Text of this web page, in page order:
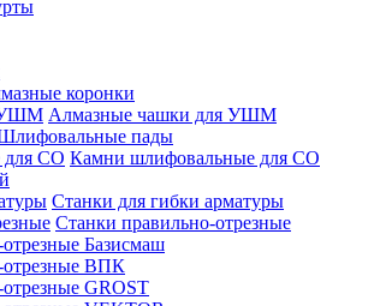
коронки
Алмазные чашки для УШМ
пады
Камни шлифовальные для СО
Станки для гибки арматуры
Станки правильно-отрезные
Базисмаш
отрезные ВПК
GROST